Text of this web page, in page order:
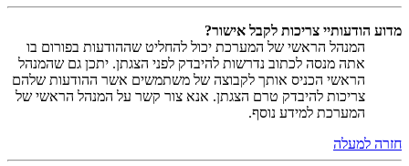
מדוע הודעותיי צריכות לקבל אישור?
המנהל הראשי של המערכת יכול להחליט שההודעות בפורום בו
אתה מנסה לכתוב נדרשות להיבדק לפני הצגתן. יתכן גם שהמנהל
הראשי הכניס אותך לקבוצה של משתמשים אשר ההודעות שלהם
צריכות להיבדק טרם הצגתן. אנא צור קשר על המנהל הראשי של
המערכת למידע נוסף.
חזרה למעלה